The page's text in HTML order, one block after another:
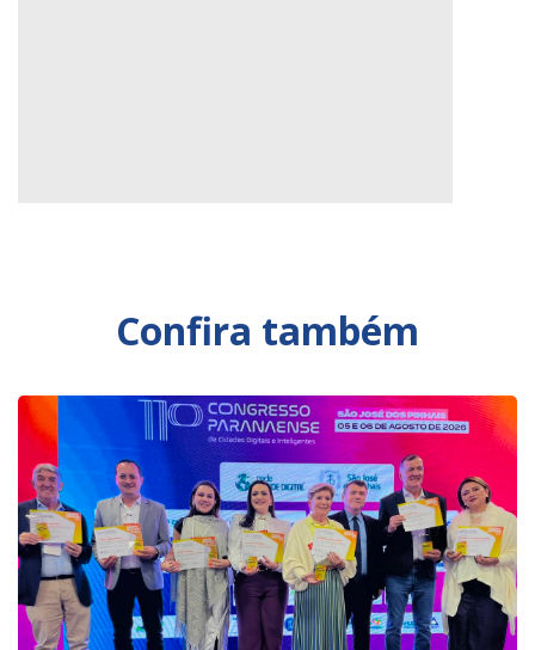
Confira também